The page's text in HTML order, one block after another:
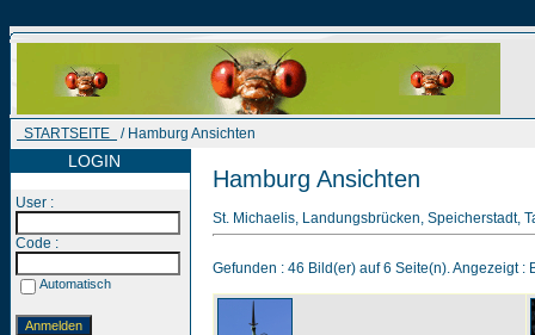
STARTSEITE / Hamburg Ansichten
LOGIN
User :
Code :
Automatisch
Hamburg Ansichten
St. Michaelis, Landungsbrücken, Speicherstadt,
Gefunden : 46 Bild(er) auf 6 Seite(n). Angezeigt :